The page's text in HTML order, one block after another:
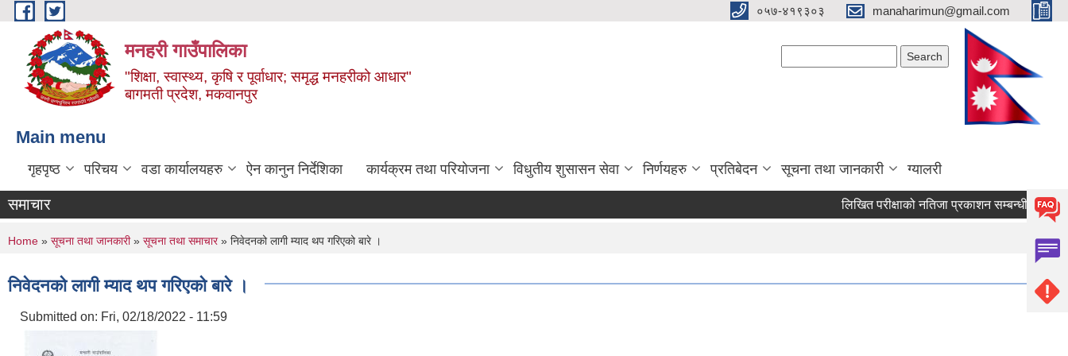
Skip to main content ०५७-४१९३०३ manaharimun@gmail.com
मनहरी गाउँपालिका
"शिक्षा, स्वास्थ्य, कृषि र पूर्वाधार; समृद्ध मनहरीको आधार"
बागमती प्रदेश, मकवानपुर
Main menu
गृहपृष्ठ परिचय वडा कार्यालयहरु ऐन कानुन निर्देशिका कार्यक्रम तथा परियोजना विधुतीय शुसासन सेवा निर्णयहरु प्रतिबेदन सूचना तथा जानकारी ग्यालरी
समाचार लिखित परीक्षाको नतिजा प्रकाशन सम्बन्धी सूचना ।
You are here
Home » सूचना तथा जानकारी» सूचना तथा समाचार» निवेदनको लागी म्याद थप गरिएको बारे ।
निवेदनको लागी म्याद थप गरिएको बारे ।
Submitted on: Fri, 02/18/2022 - 11:59